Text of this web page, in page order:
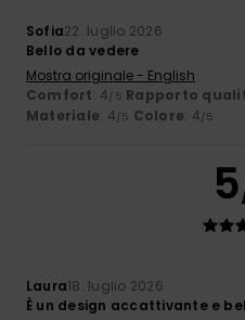
Sofia22. luglio 2026
Bello da vedere
Mostra originale - English
Comfort: 4/5 Rapporto
Materiale: 4/5 Colore: 4/5
5
Laura18. luglio 2026
È un design accattivante e